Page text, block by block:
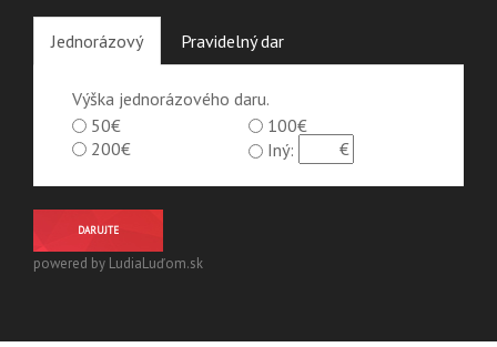
Jednorázový Pravidelný dar
Výška jednorázového daru.
50€
100€
200€
Iný:
DARUJTE
powered by LudiaLuďom.sk